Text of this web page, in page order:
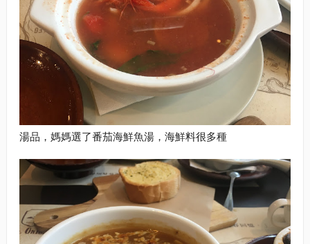
湯品，媽媽選了番茄海鮮魚湯，海鮮料很多種